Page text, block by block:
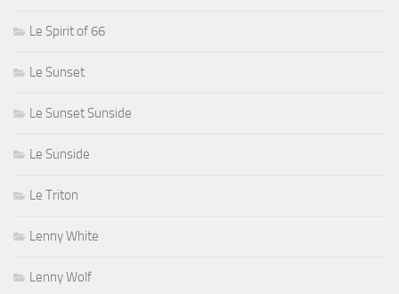
Le Spirit of 66
Le Sunset
Le Sunset Sunside
Le Sunside
Le Triton
Lenny White
Lenny Wolf